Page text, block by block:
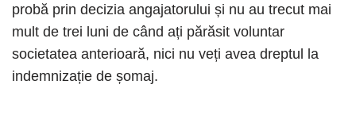
probă prin decizia angajatorului și nu au trecut mai
mult de trei luni de când ați părăsit voluntar
societatea anterioară, nici nu veți avea dreptul la
indemnizație de șomaj.